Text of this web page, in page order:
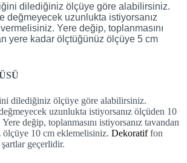
dilediğiniz ölçüye göre alabilirsiniz.
değmeyecek uzunlukta istiyorsanız
Yere değip, toplanmasını
yere kadar ölçtüğünüz ölçüye 5 cm
dilediğiniz ölçüye göre alabilirsiniz.
uzunlukta istiyorsanız ölçüden 10
değip, toplanmasını istiyorsanız tavandan
10 cm eklemelisiniz. Dekoratiffon
geçerlidir.